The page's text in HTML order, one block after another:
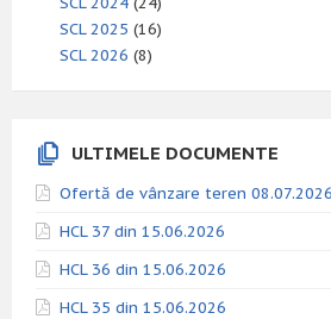
SCL 2025 (16)
SCL 2026 (8)
ULTIMELE DOCUMENTE
Ofertă de vânzare teren 08.07.2026
HCL 37 din 15.06.2026
HCL 36 din 15.06.2026
HCL 35 din 15.06.2026